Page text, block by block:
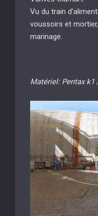
Vu du train
voussoirs et
marinage.
Matériel: Pentax